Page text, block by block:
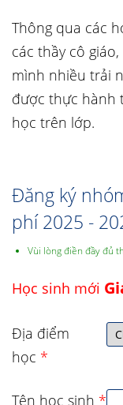
Thông qua các
các thầy cô
mình nhiều trải
được thực hành
học trên lớp.
Đăng ký
phí 2025 -
Vùi lòng điền đầy đủ
Học sinh mới
Địa điểm
học *
Tên học sinh *